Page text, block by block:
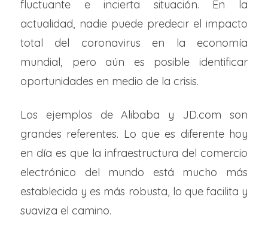
fluctuante e incierta situación. En la
actualidad, nadie puede predecir el impacto
total del coronavirus en la economía
mundial, pero aún es posible identificar
oportunidades en medio de la crisis.
Los ejemplos de Alibaba y JD.com son
grandes referentes. Lo que es diferente hoy
en día es que la infraestructura del comercio
electrónico del mundo está mucho más
establecida y es más robusta, lo que facilita y
suaviza el camino.